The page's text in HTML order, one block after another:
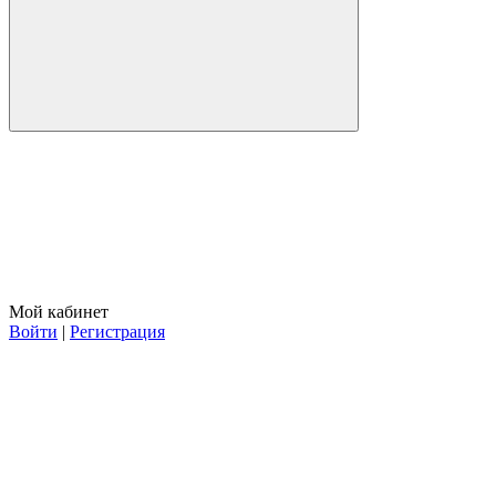
Мой кабинет
Войти | Регистрация